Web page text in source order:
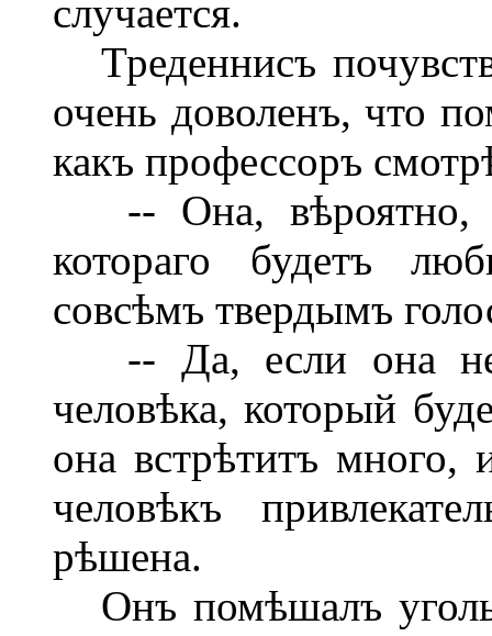
случается.
Треденнисъ
очень доволенъ, что
какъ профессоръ
-- Она, вѣроятно,
котораго будетъ
совсѣмъ твердымъ
-- Да, если она не
человѣка, который
она встрѣтитъ много,
человѣкъ
рѣшена.
Онъ помѣшалъ